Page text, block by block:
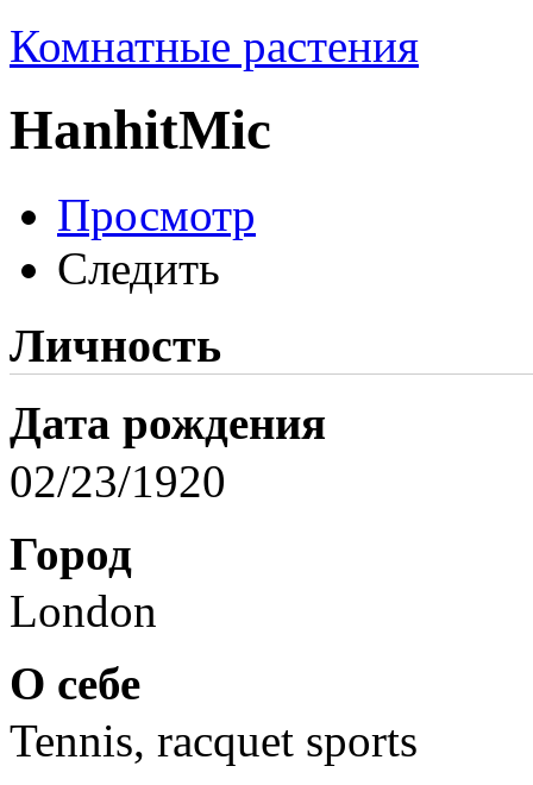
Комнатные растения
HanhitMic
Просмотр
Следить
Личность
Дата рождения
02/23/1920
Город
London
О себе
Tennis, racquet sports